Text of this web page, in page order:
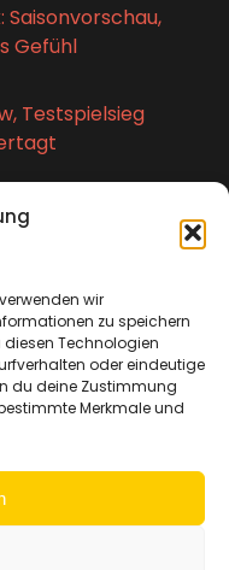
wir
zu speichern
Technologien
oder eindeutige
du deine Zustimmung
Merkmale und
Saisonvorschau,
Gefühl
Testspielsieg
Karriere-
Bünning &